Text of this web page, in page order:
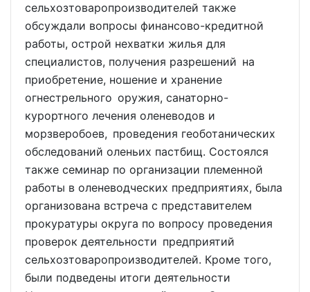
сельхозтоваропроизводителей также
обсуждали вопросы финансово-кредитной
работы, острой нехватки жилья для
специалистов, получения разрешений на
приобретение, ношение и хранение
огнестрельного оружия, санаторно-
курортного лечения оленеводов и
морзверобоев, проведения геоботанических
обследований оленьих пастбищ. Состоялся
также семинар по организации племенной
работы в оленеводческих предприятиях, была
организована встреча с представителем
прокуратуры округа по вопросу проведения
проверок деятельности предприятий
сельхозтоваропроизводителей. Кроме того,
были подведены итоги деятельности